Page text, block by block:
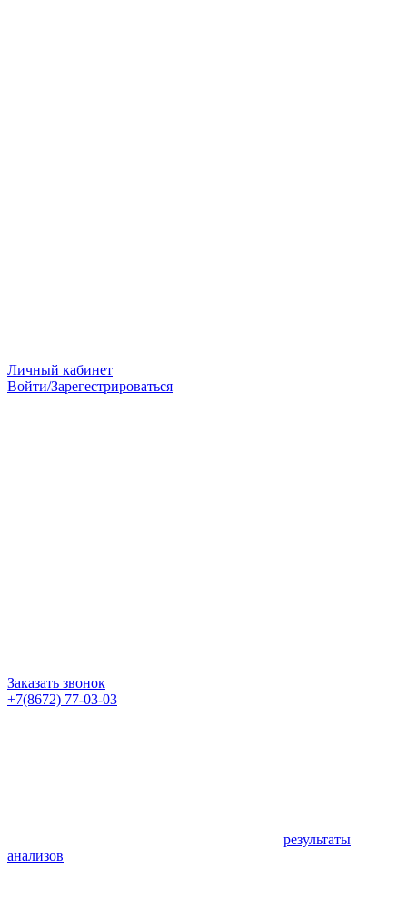
Личный кабинет
Войти/Зарегестрироваться
Заказать звонок
+7(8672) 77-03-03
результаты
анализов